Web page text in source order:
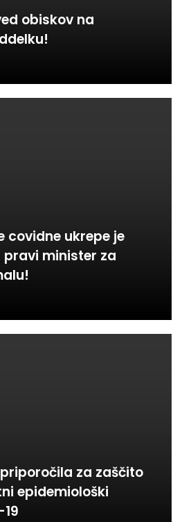
obiskov na
covidne ukrepe je
minister za
za zaščito
epidemiološki